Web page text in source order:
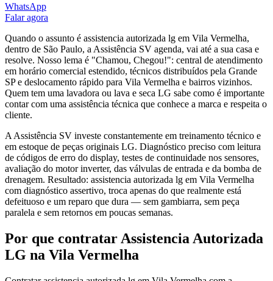
WhatsApp
Falar agora
Quando o assunto é assistencia autorizada lg em Vila Vermelha,
dentro de São Paulo, a Assistência SV agenda, vai até a sua casa e
resolve. Nosso lema é "Chamou, Chegou!": central de atendimento
em horário comercial estendido, técnicos distribuídos pela Grande
SP e deslocamento rápido para Vila Vermelha e bairros vizinhos.
Quem tem uma lavadora ou lava e seca LG sabe como é importante
contar com uma assistência técnica que conhece a marca e respeita o
cliente.
A Assistência SV investe constantemente em treinamento técnico e
em estoque de peças originais LG. Diagnóstico preciso com leitura
de códigos de erro do display, testes de continuidade nos sensores,
avaliação do motor inverter, das válvulas de entrada e da bomba de
drenagem. Resultado: assistencia autorizada lg em Vila Vermelha
com diagnóstico assertivo, troca apenas do que realmente está
defeituoso e um reparo que dura — sem gambiarra, sem peça
paralela e sem retornos em poucas semanas.
Por que contratar Assistencia Autorizada
LG na Vila Vermelha